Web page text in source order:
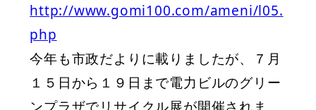
http://www.gomi100.com/ameni/l05.
php
今年も市政だよりに載りましたが、７月
１５日から１９日まで電力ビルのグリー